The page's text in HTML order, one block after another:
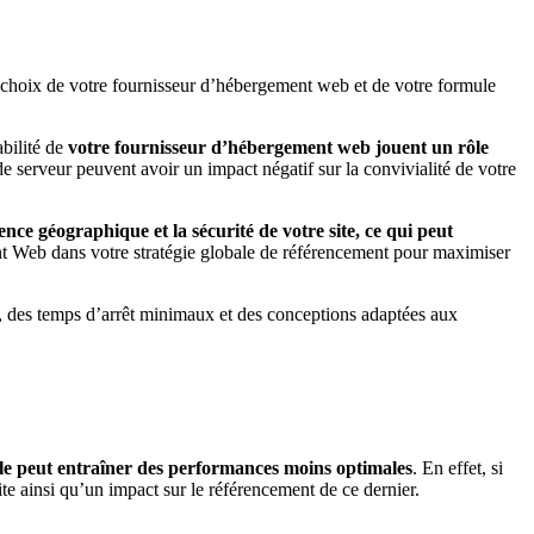
de votre fournisseur d’hébergement web et de votre formule
de votre fournisseur d’hébergement web jouent un rôle
serveur peuvent avoir un impact négatif sur la convivialité de votre
géographique et la sécurité de votre site, ce qui peut
dans votre stratégie globale de référencement pour maximiser
temps d’arrêt minimaux et des conceptions adaptées aux
peut entraîner des performances moins optimales. En effet, si
ainsi qu’un impact sur le référencement de ce dernier.